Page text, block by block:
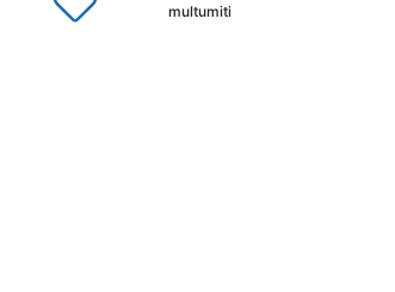
multumiti